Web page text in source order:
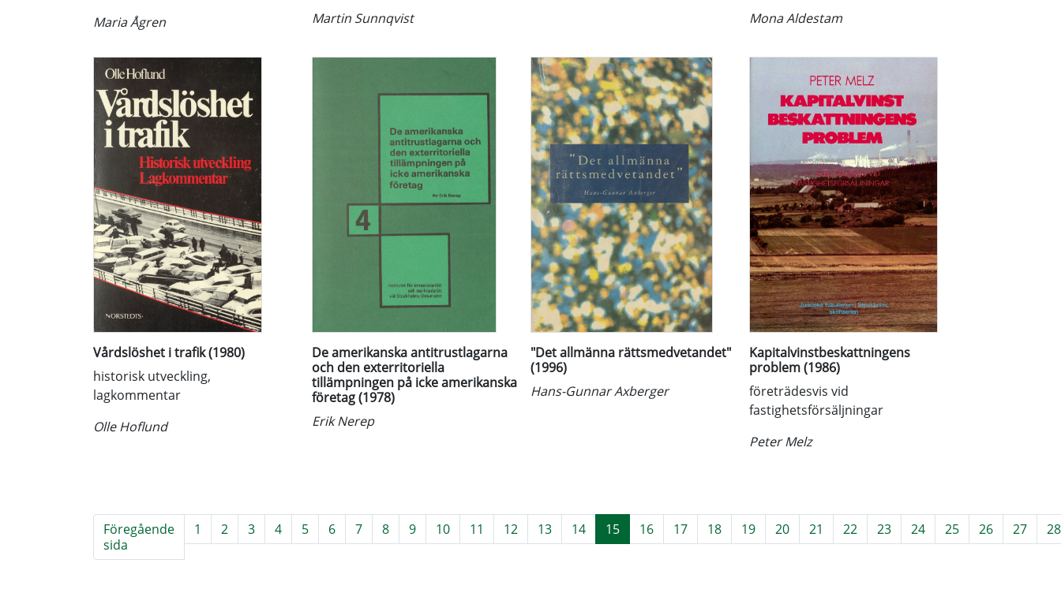
Maria Ågren
Martin Sunnqvist
Mona Aldestam
Vårdslöshet i trafik (1980)
historisk utveckling,
lagkommentar
Olle Hoflund
De amerikanska antitrustlagarna
och den exterritoriella
tillämpningen på icke amerikanska
företag (1978)
Erik Nerep
"Det allmänna rättsmedvetandet"
(1996)
Hans-Gunnar Axberger
Kapitalvinstbeskattningens
problem (1986)
företrädesvis vid
fastighetsförsäljningar
Peter Melz
Föregående
sida
1 2 3 4 5 6 7 8 9 10 11 12 13 14 15 16 17 18 19 20 21 22 23 24 25 26 27 28